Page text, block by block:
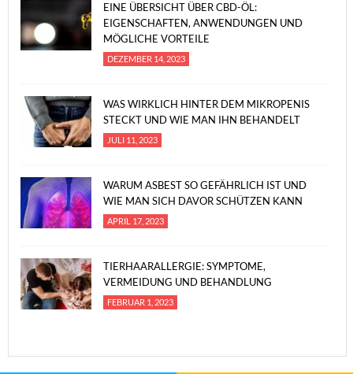
EINE ÜBERSICHT ÜBER CBD-ÖL:
EIGENSCHAFTEN, ANWENDUNGEN UND
MÖGLICHE VORTEILE
DEZEMBER 14, 2023
WAS WIRKLICH HINTER DEM MIKROPENIS
STECKT UND WIE MAN IHN BEHANDELT
JULI 11, 2023
WARUM ASBEST SO GEFÄHRLICH IST UND
WIE MAN SICH DAVOR SCHÜTZEN KANN
APRIL 17, 2023
TIERHAARALLERGIE: SYMPTOME,
VERMEIDUNG UND BEHANDLUNG
FEBRUAR 1, 2023